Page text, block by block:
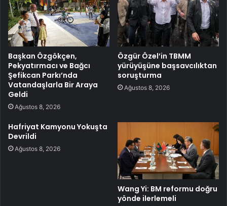
Başkan Özgökçen,
Pekyatırmacı ve Bağcı
Şefikcan Parkı’nda
Vatandaşlarla Bir Araya
Geldi
Ağustos 8, 2026
Özgür Özel’in TBMM
yürüyüşüne başsavcılıktan
soruşturma
Ağustos 8, 2026
Hafriyat Kamyonu Yokuşta
Devrildi
Ağustos 8, 2026
Wang Yi: BM reformu doğru
yönde ilerlemeli